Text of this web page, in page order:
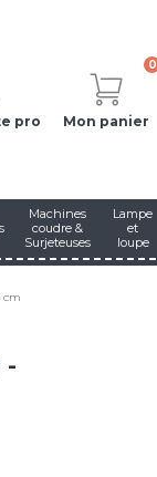
pro
0
Mon panier
Machines
coudre &
Surjeteuses
Lampe
et
loupe
cm
-